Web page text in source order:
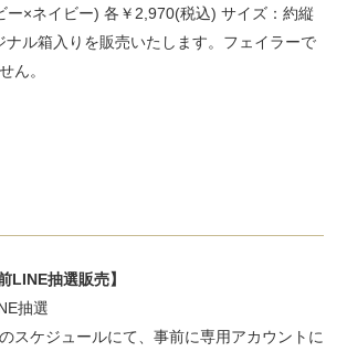
ー×ネイビー) 各￥2,970(税込) サイズ：約縦
ナル箱入りを販売いたします。フェイラーで
ん。
LINE抽選販売】
抽選
スケジュールにて、事前に専用アカウントに